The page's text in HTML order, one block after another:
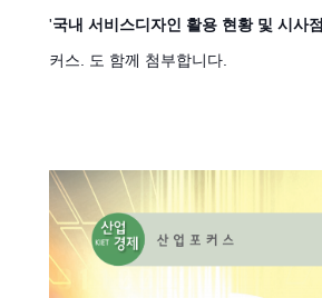
'국내 서비스디자인 활용 현황 및 시사점
커스.
도 함께 첨부합니다.